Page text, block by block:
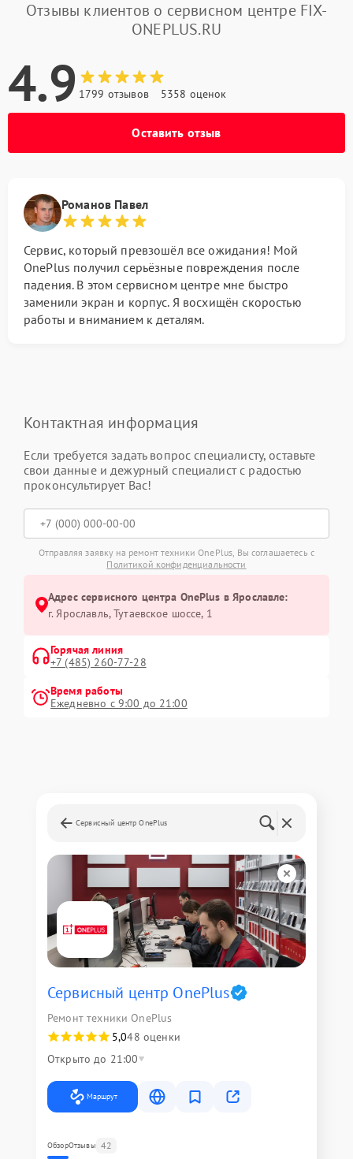
Отзывы клиентов о сервисном центре FIX-
ONEPLUS.RU
4.9 1799 отзывов 5358 оценок
Оставить отзыв
Романов Павел
Сервис, который превзошёл все ожидания! Мой
OnePlus получил серьёзные повреждения после
падения. В этом сервисном центре мне быстро
заменили экран и корпус. Я восхищён скоростью
работы и вниманием к деталям.
Контактная информация
Если требуется задать вопрос специалисту, оставьте
свои данные и дежурный специалист с радостью
проконсультирует Вас!
Отправляя заявку на ремонт техники OnePlus, Вы соглашаетесь с
Политикой конфиденциальности
Адрес сервисного центра OnePlus в Ярославле:
г. Ярославль, Тутаевское шоссе, 1
Горячая линия
+7 (485) 260-77-28
Время работы
Ежедневно с 9:00 до 21:00
Сервисный центр OnePlus
Сервисный центр OnePlus
Ремонт техники OnePlus
5,048 оценки
Открыто до 21:00
Маршрут
ОбзорОтзывы 42